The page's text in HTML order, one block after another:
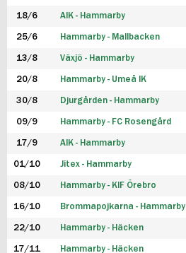
18/6 AIK - Hammarby
25/6 Hammarby - Mallbacken
13/8 Växjö - Hammarby
20/8 Hammarby - Umeå IK
30/8 Djurgården - Hammarby
09/9 Hammarby - FC Rosengård
17/9 AIK - Hammarby
01/10 Jitex - Hammarby
08/10 Hammarby - KIF Örebro
16/10 Brommapojkarna - Hammarby
22/10 Hammarby - Häcken
17/11 Hammarby - Häcken